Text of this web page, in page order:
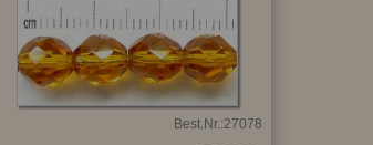
Best.Nr.:27078